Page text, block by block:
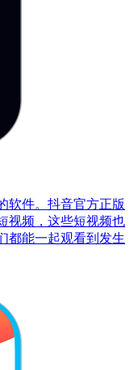
软件。抖音官方正版
视频，这些短视频也
都能一起观看到发生